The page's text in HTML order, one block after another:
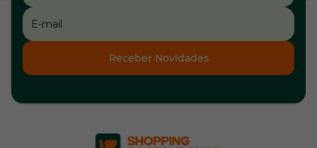
Receber Novidades